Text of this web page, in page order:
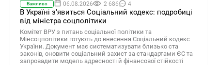
Важливо 06.08.2026 2 686 4
В Україні зʼявиться Соціальний кодекс: подробиці
від міністра соцполітики
Комітет ВРУ з питань соціальної політики та
Мінсоцполітики готують до внесення Соціальний кодекс
України. Документ має систематизувати близько ста
законів, оновити соціальний захист за стандартами ЄС та
запровадити модель адресності й фінансової стійкості